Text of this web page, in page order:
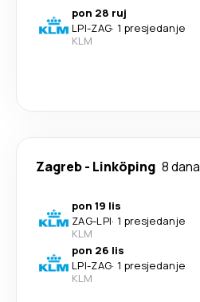
pon 28 ruj
LPI-ZAG· 1 presjedanje
KLM
Zagreb- Linköping 8 dana
pon 19 lis
ZAG-LPI· 1 presjedanje
KLM
pon 26 lis
LPI-ZAG· 1 presjedanje
KLM